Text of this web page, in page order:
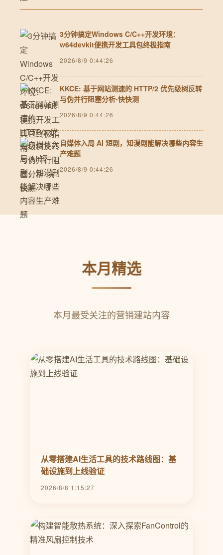
3分钟搞定Windows C/C++开发环境：
w64devkit便携开发工具包终极指南
2026/8/9 0:44:26
KKCE: 基于网站测速的 HTTP/2 优先级树反转
与伪并行阻塞分析-快快测
2026/8/9 0:44:26
自媒体入局 AI 短剧，知漫剧能解决哪些内容生
产难题
2026/8/9 0:44:26
本月精选
本月最受关注的营销建站内容
从零搭建AI生活工具的技术路线图：基
础设施到上线验证
2026/8/8 1:15:27